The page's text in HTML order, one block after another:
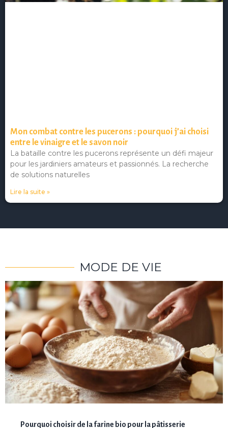
Mon combat contre les pucerons : pourquoi j’ai choisi
entre le vinaigre et le savon noir
La bataille contre les pucerons représente un défi majeur
pour les jardiniers amateurs et passionnés. La recherche
de solutions naturelles
Lire la suite »
MODE DE VIE
Pourquoi choisir de la farine bio pour la pâtisserie